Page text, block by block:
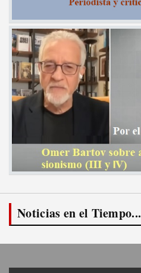
Noticias en el Tiempo...